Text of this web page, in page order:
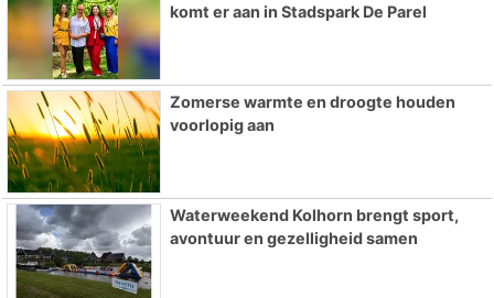
komt er aan in Stadspark De Parel
Zomerse warmte en droogte houden
voorlopig aan
Waterweekend Kolhorn brengt sport,
avontuur en gezelligheid samen